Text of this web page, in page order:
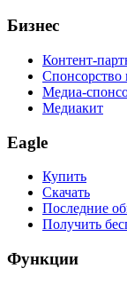
Бизнес
Контент-
Спонсорство
Медиа-
Медиакит
Eagle
Купить
Скачать
Последние
Получить
Функции